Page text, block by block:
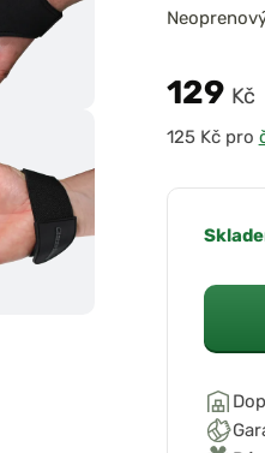
129 Kč
pro